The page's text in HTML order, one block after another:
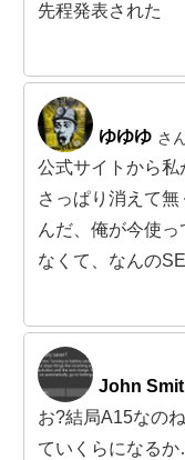
先程発表された
ゆゆゆ さ
公式サイトから
さっぱり消えて
んだ、俺が今使
なくて、なんの
John
お?結局A15なの
ていくらになる